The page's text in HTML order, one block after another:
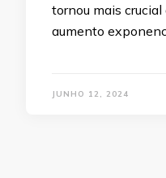
tornou mais
aumento
JUNHO 12, 2024